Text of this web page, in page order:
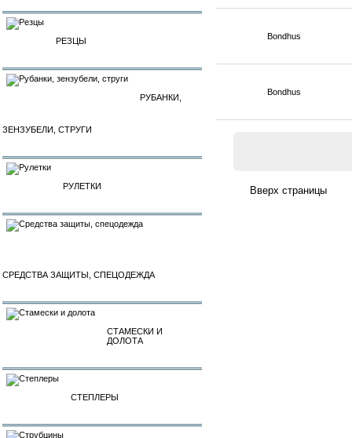
РЕЗЦЫ
РУБАНКИ,
ЗЕНЗУБЕЛИ, СТРУГИ
РУЛЕТКИ
СРЕДСТВА ЗАЩИТЫ, СПЕЦОДЕЖДА
СТАМЕСКИ И
ДОЛОТА
СТЕПЛЕРЫ
Bondhus
Bondhus